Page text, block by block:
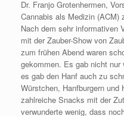
Dr. Franjo Grotenhermen,
Cannabis als Medizin (ACM)
Nach dem sehr informativen
mit der Zauber-Show von
zum frühen Abend waren
gekommen. Es gab nicht nur
es gab den Hanf auch zu
Würstchen, Hanfburgern
zahlreiche Snacks mit der
verwunderte wenig, dass